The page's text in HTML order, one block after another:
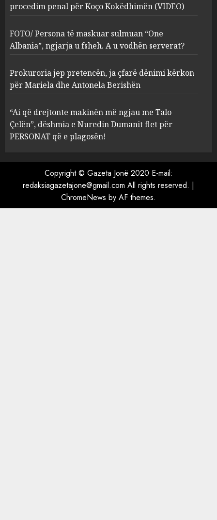
3
FOTO/ Persona të maskuar
sulmuan “One Albania”,
ngjarja u fsheh. A u vodhën
serverat?
MARCH 25, 2025
4
Prokuroria jep pretencën, ja
çfarë dënimi kërkon për
Berishën
MARCH 25, 2025
ngjau me Talo Çelën”,
dëshmia e Nuredin Dumanit
flet për PERSONAT që e
plagosën!
procedim penal për Koço Kokëdhimën (VIDEO)
FOTO/ Persona të maskuar sulmuan “One
Albania”, ngjarja u fsheh. A u vodhën serverat?
Prokuroria jep pretencën, ja çfarë dënimi kërkon
për Mariela dhe Antonela Berishën
“Ai që drejtonte makinën më ngjau me Talo
Çelën”, dëshmia e Nuredin Dumanit flet për
PERSONAT që e plagosën!
Copyright © Gazeta Jonë 2020 E-mail:
redaksiagazetajone@gmail.com All rights reserved. |
ChromeNews by AF themes.